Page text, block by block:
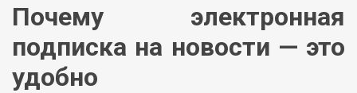
Почему электронная
подписка на новости — это
удобно